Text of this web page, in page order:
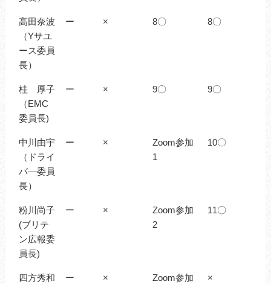
高田奈波
（Yサユ
ース委員
長）
ー × 8〇 8〇
桂 厚子
（EMC
委員長)
ー × 9〇 9〇
中川由宇
（ドライ
バ―委員
長）
ー ×
Zoom参加
1
10〇
粉川尚子
(ブリテ
ン広報委
員長)
ー ×
Zoom参加
2
11〇
四方秀和
ー ×
Zoom参加
×